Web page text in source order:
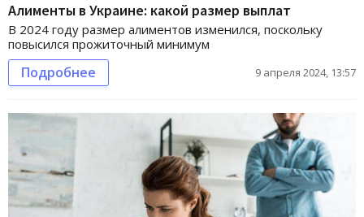
Алименты в Украине: какой размер выплат
В 2024 году размер алиментов изменился, поскольку
повысился прожиточный минимум
Подробнее 9 апреля 2024, 13:57